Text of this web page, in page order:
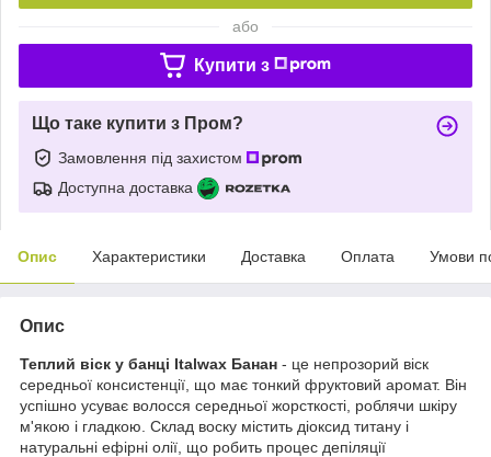
або
Купити з
Що таке купити з Пром?
Замовлення під захистом
Доступна доставка
Опис Характеристики Доставка Оплата Умови
Опис
Теплий віск у банці Italwax Банан - це непрозорий віск
середньої консистенції, що має тонкий фруктовий аромат. Він
успішно усуває волосся середньої жорсткості, роблячи шкіру
м'якою і гладкою. Склад воску містить діоксид титану і
натуральні ефірні олії, що робить процес депіляції